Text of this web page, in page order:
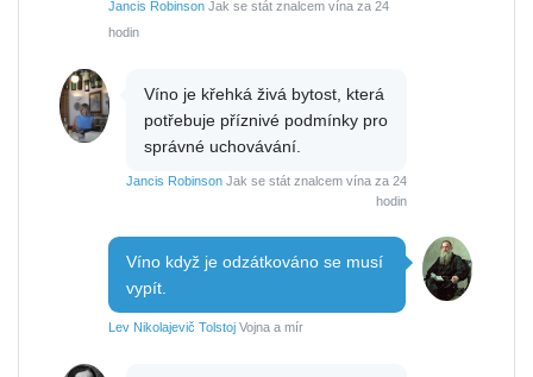
Jancis Robinson Jak se stát znalcem vína za 24
hodin
Víno je křehká živá bytost, která
potřebuje příznivé podmínky pro
správné uchovávání.
Jancis Robinson Jak se stát znalcem vína za 24
hodin
Víno když je odzátkováno se musí
vypít.
Lev Nikolajevič Tolstoj Vojna a mír